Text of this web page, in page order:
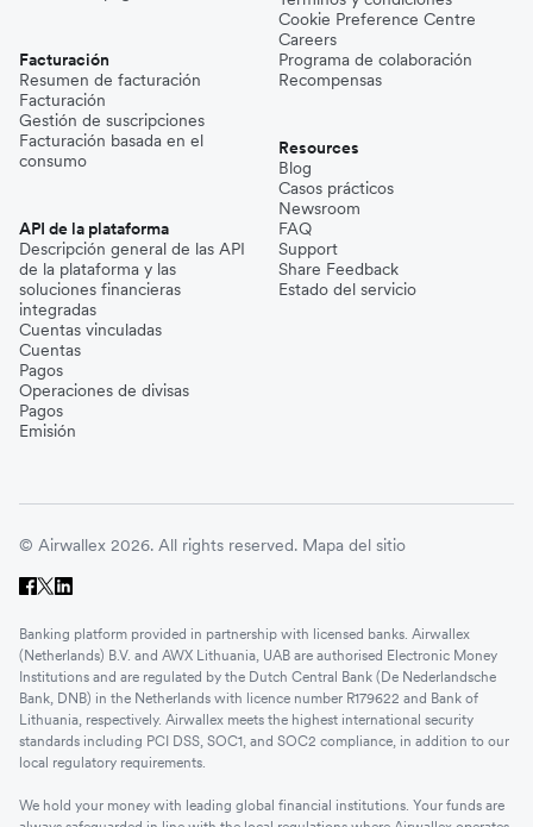
Facturación
Resumen de facturación
Facturación
Gestión de suscripciones
Facturación basada en el
consumo
API de la plataforma
Descripción general de las API
de la plataforma y las
soluciones financieras
integradas
Cuentas vinculadas
Cuentas
Pagos
Operaciones de divisas
Pagos
Emisión
Cookie Preference Centre
Careers
Programa de colaboración
Recompensas
Resources
Blog
Casos prácticos
Newsroom
FAQ
Support
Share Feedback
Estado del servicio
© Airwallex 2026. All rights reserved. Mapa del sitio
Banking platform provided in partnership with licensed banks. Airwallex
(Netherlands) B.V. and AWX Lithuania, UAB are authorised Electronic Money
Institutions and are regulated by the Dutch Central Bank (De Nederlandsche
Bank, DNB) in the Netherlands with licence number R179622 and Bank of
Lithuania, respectively. Airwallex meets the highest international security
standards including PCI DSS, SOC1, and SOC2 compliance, in addition to our
local regulatory requirements.
We hold your money with leading global financial institutions. Your funds are